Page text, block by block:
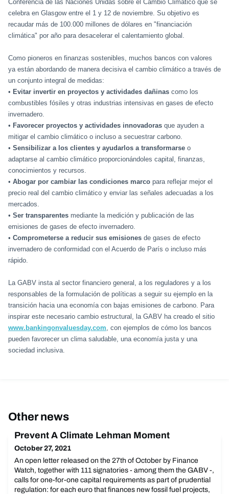
Conferencia de las Naciones Unidas sobre el Cambio Climático que se
celebra en Glasgow entre el 1 y 12 de noviembre. Su objetivo es
recaudar más de 100.000 millones de dólares en "financiación
climática" por año para desacelerar el calentamiento global.
Como pioneros en finanzas sostenibles, muchos bancos con valores
ya están abordando de manera decisiva el cambio climático a través de
un conjunto integral de medidas:
• Evitar invertir en proyectos y actividades dañinas como los
combustibles fósiles y otras industrias intensivas en gases de efecto
invernadero.
• Favorecer proyectos y actividades innovadoras que ayuden a
mitigar el cambio climático o incluso a secuestrar carbono.
• Sensibilizar a los clientes y ayudarlos a transformarse o
adaptarse al cambio climático proporcionándoles capital, finanzas,
conocimientos y recursos.
• Abogar por cambiar las condiciones marco para reflejar mejor el
precio real del cambio climático y enviar las señales adecuadas a los
mercados.
• Ser transparentes mediante la medición y publicación de las
emisiones de gases de efecto invernadero.
• Comprometerse a reducir sus emisiones de gases de efecto
invernadero de conformidad con el Acuerdo de París o incluso más
rápido.
La GABV insta al sector financiero general, a los reguladores y a los
responsables de la formulación de políticas a seguir su ejemplo en la
transición hacia una economía con bajas emisiones de carbono. Para
inspirar este necesario cambio estructural, la GABV ha creado el sitio
www.bankingonvaluesday.com , con ejemplos de cómo los bancos
pueden favorecer un clima saludable, una economía justa y una
sociedad inclusiva.
Other news
Prevent A Climate Lehman Moment
October 27, 2021
An open letter released on the 27th of October by Finance
Watch, together with 111 signatories - among them the GABV -,
calls for one-for-one capital requirements as part of prudential
regulation: for each euro that finances new fossil fuel projects,